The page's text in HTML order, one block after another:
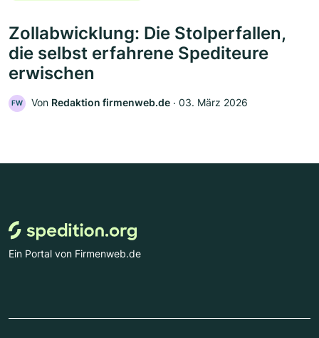
Zollabwicklung: Die Stolperfallen,
die selbst erfahrene Spediteure
erwischen
FW Von Redaktion firmenweb.de ‧ 03. März 2026
Ein Portal von Firmenweb.de